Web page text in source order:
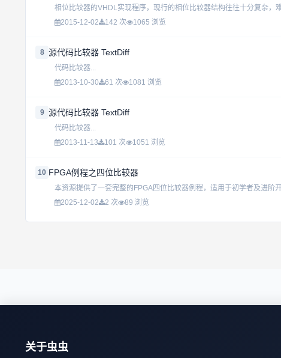
2015-12-02
142 次 1065 浏览
8 源代码比较器 TextDiff
代码比较器...
2013-10-30
61 次 1081 浏览
9 源代码比较器 TextDiff
代码比较器...
2013-11-13
101 次 1051 浏览
10 FPGA例程之四位比较器
2025-12-02
2 次 89 浏览
关于虫虫